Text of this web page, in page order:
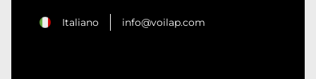
Italiano info@voilap.com